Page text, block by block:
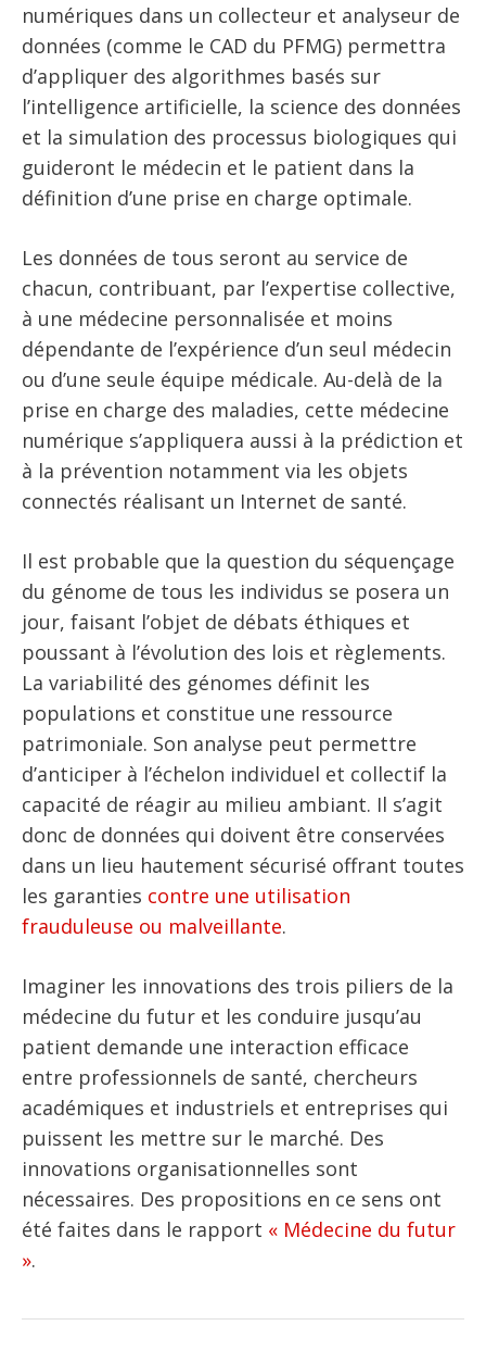
numériques dans un collecteur et analyseur de
données (comme le CAD du PFMG) permettra
d’appliquer des algorithmes basés sur
l’intelligence artificielle, la science des données
et la simulation des processus biologiques qui
guideront le médecin et le patient dans la
définition d’une prise en charge optimale.
Les données de tous seront au service de
chacun, contribuant, par l’expertise collective,
à une médecine personnalisée et moins
dépendante de l’expérience d’un seul médecin
ou d’une seule équipe médicale. Au-delà de la
prise en charge des maladies, cette médecine
numérique s’appliquera aussi à la prédiction et
à la prévention notamment via les objets
connectés réalisant un Internet de santé.
Il est probable que la question du séquençage
du génome de tous les individus se posera un
jour, faisant l’objet de débats éthiques et
poussant à l’évolution des lois et règlements.
La variabilité des génomes définit les
populations et constitue une ressource
patrimoniale. Son analyse peut permettre
d’anticiper à l’échelon individuel et collectif la
capacité de réagir au milieu ambiant. Il s’agit
donc de données qui doivent être conservées
dans un lieu hautement sécurisé offrant toutes
les garanties contre une utilisation
frauduleuse ou malveillante.
Imaginer les innovations des trois piliers de la
médecine du futur et les conduire jusqu’au
patient demande une interaction efficace
entre professionnels de santé, chercheurs
académiques et industriels et entreprises qui
puissent les mettre sur le marché. Des
innovations organisationnelles sont
nécessaires. Des propositions en ce sens ont
été faites dans le rapport « Médecine du futur
».